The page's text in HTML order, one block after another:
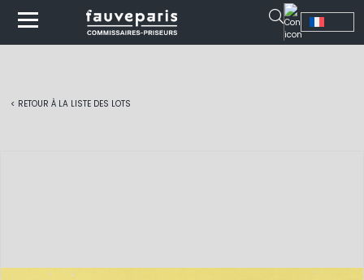
< RETOUR À LA LISTE DES LOTS